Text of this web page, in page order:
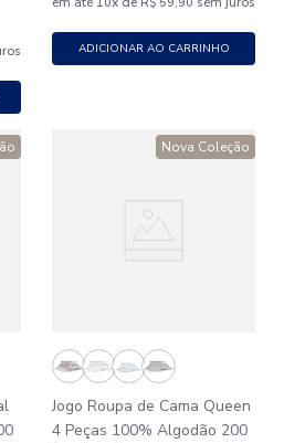
ADICIONAR AO CARRINHO
Nova Coleção
Jogo Roupa de Cama Queen
4 Peças 100% Algodão 200